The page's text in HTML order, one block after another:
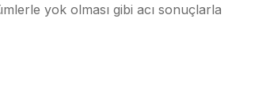
yok olması gibi acı sonuçlarla